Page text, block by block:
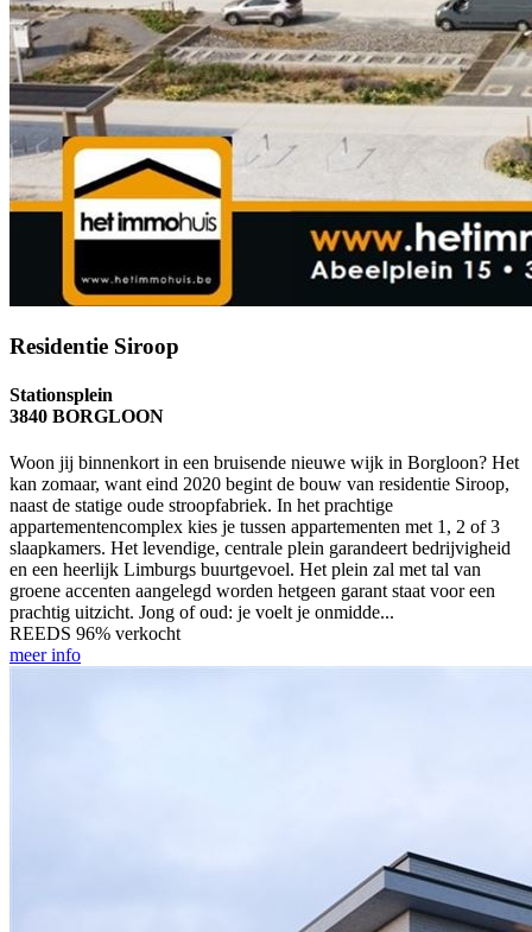
Residentie Siroop
Stationsplein
3840 BORGLOON
Woon jij binnenkort in een bruisende nieuwe wijk in Borgloon? Het
kan zomaar, want eind 2020 begint de bouw van residentie Siroop,
naast de statige oude stroopfabriek. In het prachtige
appartementencomplex kies je tussen appartementen met 1, 2 of 3
slaapkamers. Het levendige, centrale plein garandeert bedrijvigheid
en een heerlijk Limburgs buurtgevoel. Het plein zal met tal van
groene accenten aangelegd worden hetgeen garant staat voor een
prachtig uitzicht. Jong of oud: je voelt je onmidde...
REEDS 96% verkocht
meer info